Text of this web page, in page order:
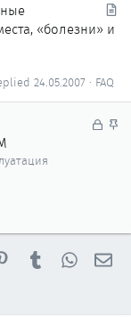
«болезни» и
FAQ
24.05.2007
З
З
PinterestTumblr